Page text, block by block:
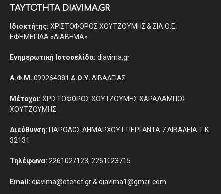
ΤΑΥΤΟΤΗΤΑ DIAVIMA.GR
Ιδιοκτήτης: ΧΡΙΣΤΟΦΟΡΟΣ ΧΟΥΤΖΟΥΜΗΣ & ΣΙΑ Ο.Ε.
ΕΦΗΜΕΡΙΔΑ «ΔΙΑΒΗΜΑ»
Ενημερωτική Ιστοσελίδα: diavima.gr
Α.Φ.Μ. 099264381 Δ.Ο.Υ. ΛΙΒΑΔΕΙΑΣ
Μέτοχοι: ΧΡΙΣΤΟΦΟΡΟΣ ΧΟΥΤΖΟΥΜΗΣ ΧΑΡΑΛΑΜΠΟΣ
ΧΟΥΤΖΟΥΜΗΣ
Διεύθυνση: ΠΑΡΟΔΟΣ ΔΗΜΑΡΧΟΥ Ι. ΠΕΡΓΑΝΤΑ 7 ΛΙΒΑΔΕΙΑ Τ.Κ.
32131
Τηλέφωνα: 2261027123, 2261023715
Email: diavima@otenet.gr & diavima1@gmail.com